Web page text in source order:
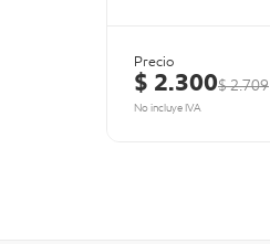
Precio
$ 2.300$ 2.709
No incluye IVA